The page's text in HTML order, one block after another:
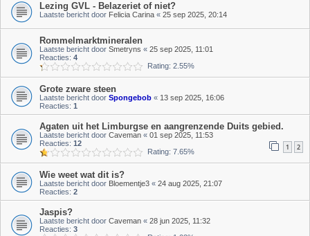
Lezing GVL - Belazeriet of niet?
Laatste bericht door Felicia Carina « 25 sep 2025, 20:14
Rommelmarktmineralen
Laatste bericht door Smetryns « 25 sep 2025, 11:01
Reacties: 4
Rating: 2.55%
Grote zware steen
Laatste bericht door Spongebob « 13 sep 2025, 16:06
Reacties: 1
Agaten uit het Limburgse en aangrenzende Duits gebied.
Laatste bericht door Caveman « 01 sep 2025, 11:53
Reacties: 12 1 2
Rating: 7.65%
Wie weet wat dit is?
Laatste bericht door Bloementje3 « 24 aug 2025, 21:07
Reacties: 2
Jaspis?
Laatste bericht door Caveman « 28 jun 2025, 11:32
Reacties: 3